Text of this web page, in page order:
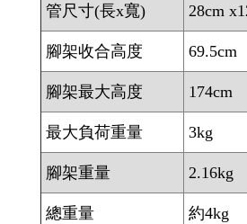
管尺寸(長x寬) 28cm
腳架收合高度 69.5cm
腳架最大高度 174cm
最大負荷重量 3kg
腳架重量 2.16kg
總重量 約4kg